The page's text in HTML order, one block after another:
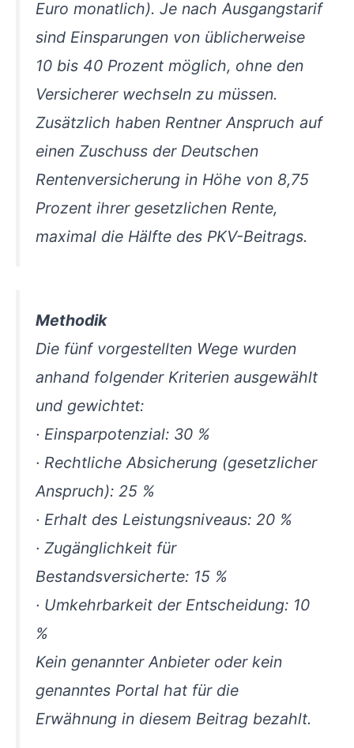
Euro monatlich). Je nach Ausgangstarif
sind Einsparungen von üblicherweise
10 bis 40 Prozent möglich, ohne den
Versicherer wechseln zu müssen.
Zusätzlich haben Rentner Anspruch auf
einen Zuschuss der Deutschen
Rentenversicherung in Höhe von 8,75
Prozent ihrer gesetzlichen Rente,
maximal die Hälfte des PKV-Beitrags.
Methodik
Die fünf vorgestellten Wege wurden
anhand folgender Kriterien ausgewählt
und gewichtet:
· Einsparpotenzial: 30 %
· Rechtliche Absicherung (gesetzlicher
Anspruch): 25 %
· Erhalt des Leistungsniveaus: 20 %
· Zugänglichkeit für
Bestandsversicherte: 15 %
· Umkehrbarkeit der Entscheidung: 10
%
Kein genannter Anbieter oder kein
genanntes Portal hat für die
Erwähnung in diesem Beitrag bezahlt.